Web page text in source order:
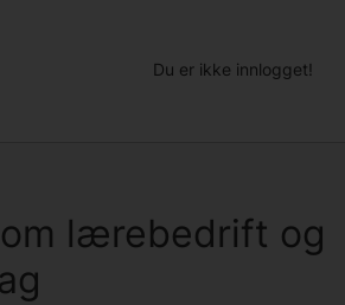
Du er ikke innlogget!
lærebedrift og